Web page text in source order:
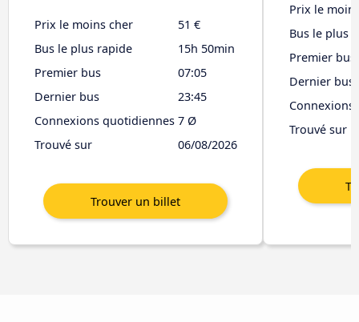
Prix le moins cher
51 €
Bus le plus rapide
15h 50min
Premier bus
07:05
Dernier bus
23:45
Connexions quotidiennes 7 Ø
Trouvé sur
06/08/2026
Prix le
Bus le plus
Premier bus
Dernier bus
Trouvé sur